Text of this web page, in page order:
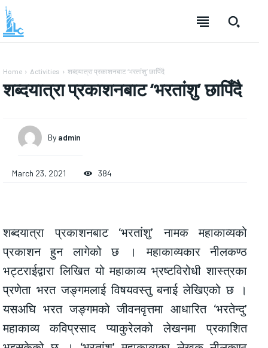
Home Activities शब्दयात्रा प्रकाशनबाट ‘भरतांशु’ छापिँदै
शब्दयात्रा प्रकाशनबाट ‘भरतांशु’ छापिँदै
By admin
March 23, 2021 384
शब्दयात्रा प्रकाशनबाट ‘भरतांशु’ नामक महाकाव्यको
प्रकाशन हुन लागेको छ । महाकाव्यकार नीलकण्ठ
भट्टराईद्वारा लिखित यो महाकाव्य भ्रष्टविरोधी शास्त्रका
प्रणेता भरत जङ्गमलाई विषयवस्तु बनाई लेखिएको छ ।
यसअघि भरत जङ्गमको जीवनवृत्तमा आधारित ‘भरतेन्दु’
महाकाव्य कविप्रसाद प्याकुरेलको लेखनमा प्रकाशित